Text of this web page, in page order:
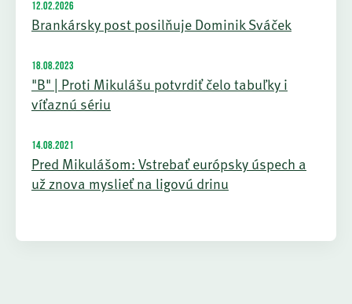
12.02.2026
Brankársky post posilňuje Dominik Sváček
18.08.2023
"B" | Proti Mikulášu potvrdiť čelo tabuľky i
víťaznú sériu
14.08.2021
Pred Mikulášom: Vstrebať európsky úspech a
už znova myslieť na ligovú drinu